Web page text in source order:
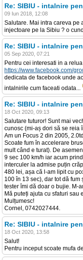
Re: SIBIU - intalnire
09 Iun 2018, 12:08
Salutare. Mai intra careva pe
injectoare pe la Sibiu ? o
Re: SIBIU - intalnire
05 Sep 2020, 07:21
Pentru cei interesati in a
https://www.facebook.com/
dedicata de facebook unde
intalnirile cum faceati odata...
Re: SIBIU - intalnire
18 Oct 2020, 09:13
Salutare tuturor! Sunt mai
cunosc (mi-aș dori să se reia
Am un Focus 2 din 2005,
Scoate fum în accelerare
mult când e turat). De
9 sec 100 km/h iar acum
interculer la admise puțin
480 lei, așa că l-am lipit cu
100 în 13 sec), dar tot dă
tester îmi dă doar o bujie. M-
Mă puteți ajuta cu sfaturi sau
Mulțumesc!
Cornel, 0742027444.
Re: SIBIU - intalnire
18 Oct 2020, 13:58
Salut!
Pentru inceput scoate mufa